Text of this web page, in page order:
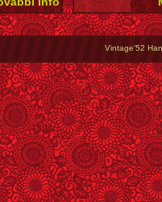
Vintage'52